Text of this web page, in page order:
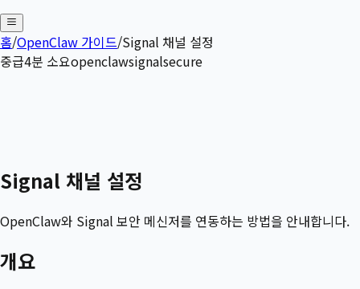
홈/OpenClaw 가이드/Signal 채널 설정
중급4분 소요openclawsignalsecure
Signal 채널 설정
OpenClaw와 Signal 보안 메신저를 연동하는 방법을 안내합니다.
개요